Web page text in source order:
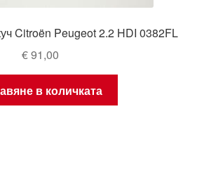
Citroën Peugeot 2.2 HDI 0382FL
€91,00
в количката